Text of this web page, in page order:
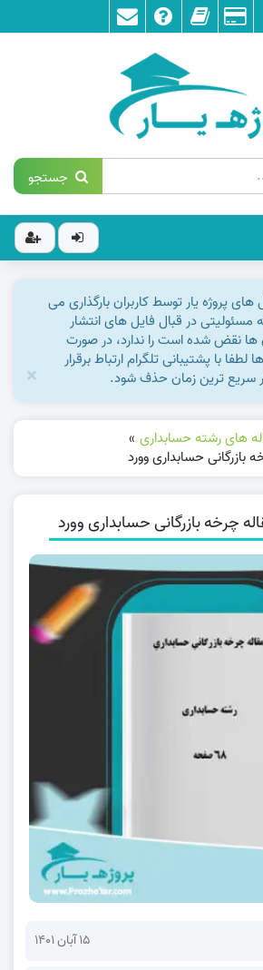
جستجو
پروژه یار توسط کاربران بارگذاری می
مسئولیتی در قبال فایل های انتشار
نقض شده است را ندارد، در صورت
با پشتیبانی تلگرام ارتباط برقرار
سریع ترین زمان حذف شود.
×
های رشته حسابداری »
۱۵ آبان ۱۴۰۱